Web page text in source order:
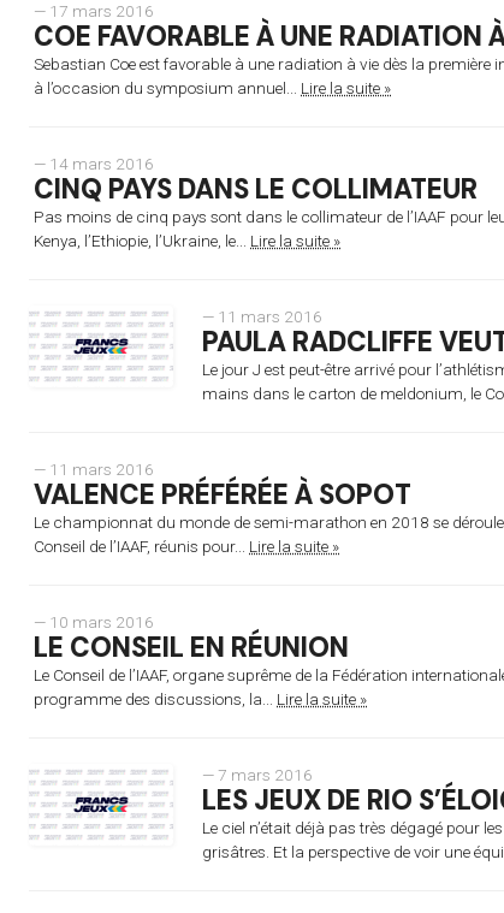
— 17 mars 2016
COE FAVORABLE À UNE RADIATION
Sebastian Coe est favorable à une radiation à vie dès la première
à l’occasion du symposium annuel... Lire la suite »
— 14 mars 2016
CINQ PAYS DANS LE COLLIMATEUR
Pas moins de cinq pays sont dans le collimateur de l’IAAF pour
Kenya, l’Ethiopie, l’Ukraine, le... Lire la suite »
— 11 mars 2016
PAULA RADCLIFFE
Le jour J est peut-être arrivé pour
mains dans le carton de meldonium, le
— 11 mars 2016
VALENCE PRÉFÉRÉE À SOPOT
Le championnat du monde de semi-marathon en 2018 se
Conseil de l’IAAF, réunis pour... Lire la suite »
— 10 mars 2016
LE CONSEIL EN RÉUNION
Le Conseil de l’IAAF, organe suprême de la Fédération
programme des discussions, la... Lire la suite »
— 7 mars 2016
LES JEUX DE RIO
Le ciel n’était déjà pas très dégagé pour
grisâtres. Et la perspective de voir une